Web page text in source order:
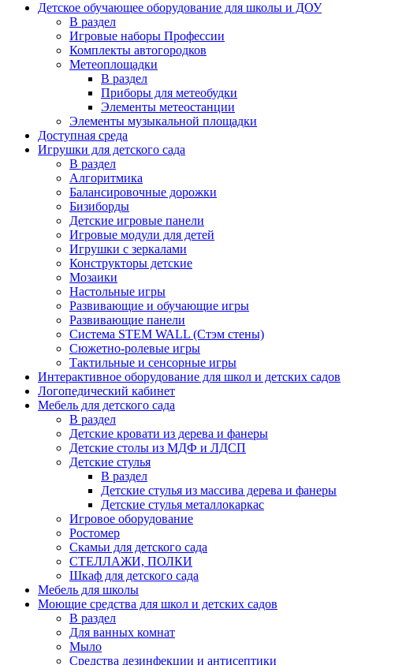
Детское обучающее оборудование для школы и ДОУ
В раздел
Игровые наборы Профессии
Комплекты автогородков
Метеоплощадки
В раздел
Приборы для метеобудки
Элементы метеостанции
Элементы музыкальной площадки
Доступная среда
Игрушки для детского сада
В раздел
Алгоритмика
Балансировочные дорожки
Бизиборды
Детские игровые панели
Игровые модули для детей
Игрушки с зеркалами
Конструкторы детские
Мозаики
Настольные игры
Развивающие и обучающие игры
Развивающие панели
Система STEM WALL (Cтэм стены)
Сюжетно-ролевые игры
Тактильные и сенсорные игры
Интерактивное оборудование для школ и детских садов
Логопедический кабинет
Мебель для детского сада
В раздел
Детские кровати из дерева и фанеры
Детские столы из МДФ и ЛДСП
Детские стулья
В раздел
Детские стулья из массива дерева и фанеры
Детские стулья металлокаркас
Игровое оборудование
Ростомер
Скамьи для детского сада
СТЕЛЛАЖИ, ПОЛКИ
Шкаф для детского сада
Мебель для школы
Моющие средства для школ и детских садов
В раздел
Для ванных комнат
Мыло
Средства дезинфекции и антисептики